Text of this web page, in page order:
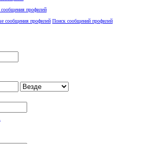
профилей
сообщения профилей Поиск сообщений профилей